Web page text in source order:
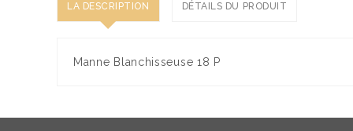
LA DESCRIPTION DÉTAILS DU PRODUIT
Manne Blanchisseuse 18 P